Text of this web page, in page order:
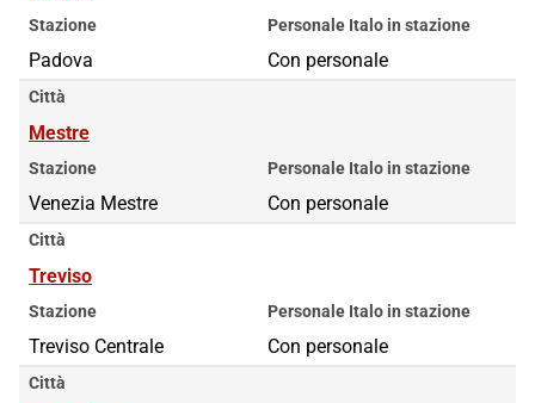
Stazione
Padova
Personale Italo in stazione
Con personale
Città
Mestre
Stazione
Venezia Mestre
Personale Italo in stazione
Con personale
Città
Treviso
Stazione
Treviso Centrale
Personale Italo in stazione
Con personale
Città